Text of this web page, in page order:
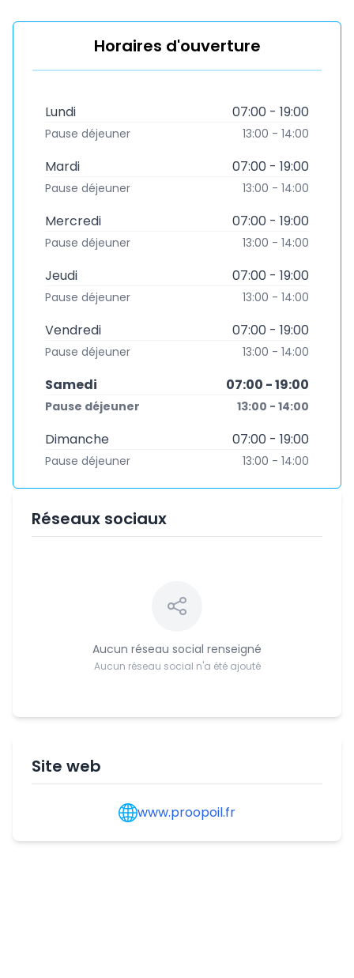
Horaires d'ouverture
Lundi 07:00 - 19:00
Pause déjeuner 13:00 - 14:00
Mardi 07:00 - 19:00
Pause déjeuner 13:00 - 14:00
Mercredi 07:00 - 19:00
Pause déjeuner 13:00 - 14:00
Jeudi 07:00 - 19:00
Pause déjeuner 13:00 - 14:00
Vendredi 07:00 - 19:00
Pause déjeuner 13:00 - 14:00
Samedi 07:00 - 19:00
Pause déjeuner 13:00 - 14:00
Dimanche 07:00 - 19:00
Pause déjeuner 13:00 - 14:00
Réseaux sociaux
Aucun réseau social renseigné
Aucun réseau social n'a été ajouté
Site web
www.proopoil.fr